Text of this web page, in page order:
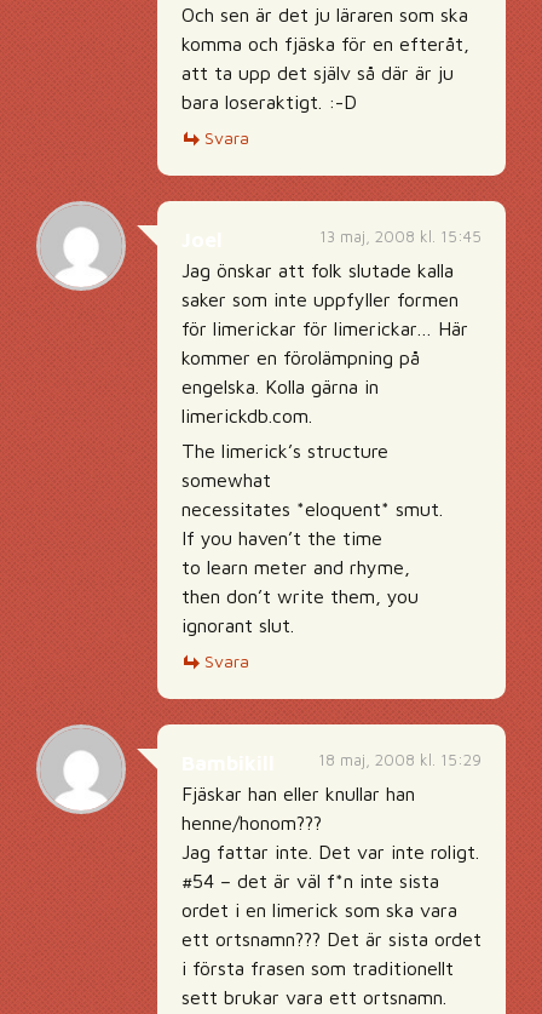
Och sen är det ju läraren som ska
komma och fjäska för en efteråt,
att ta upp det själv så där är ju
bara loseraktigt. :-D
Svara
13 maj, 2008 kl. 15:45
Jag önskar att folk slutade kalla
saker som inte uppfyller formen
för limerickar för limerickar… Här
kommer en förolämpning på
engelska. Kolla gärna in
limerickdb.com.
The limerick’s structure
somewhat
necessitates *eloquent* smut.
If you haven’t the time
to learn meter and rhyme,
then don’t write them, you
ignorant slut.
Svara
18 maj, 2008 kl. 15:29
Fjäskar han eller knullar han
henne/honom???
Jag fattar inte. Det var inte roligt.
#54 – det är väl f*n inte sista
ordet i en limerick som ska vara
ett ortsnamn??? Det är sista ordet
i första frasen som traditionellt
sett brukar vara ett ortsnamn.